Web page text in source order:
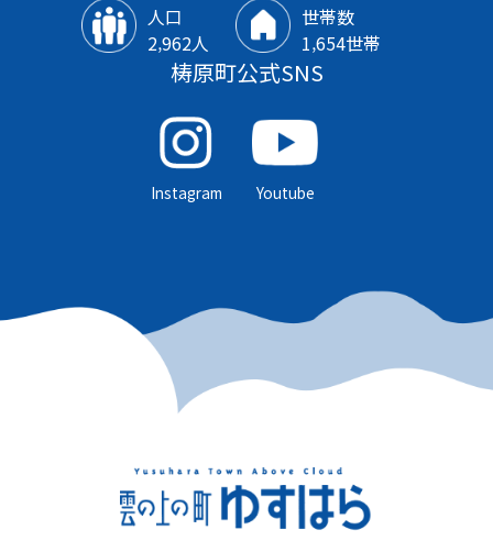
人口
2‚962人
世帯数
1‚654世帯
梼原町公式SNS
Instagram Youtube